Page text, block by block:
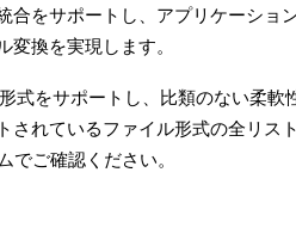
合をサポートし、アプリケーショ
換を実現します。
式をサポートし、比類のない柔軟
れているファイル形式の全リスト
でご確認ください。